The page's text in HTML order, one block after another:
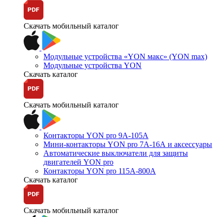
Скачать мобильный каталог
Модульные устройства «YON макс» (YON max)
Модульные устройства YON
Скачать каталог
Скачать мобильный каталог
Контакторы YON pro 9А-105А
Мини-контакторы YON pro 7А-16А и аксессуары
Автоматические выключатели для защиты
двигателей YON pro
Контакторы YON pro 115А-800А
Скачать каталог
Скачать мобильный каталог